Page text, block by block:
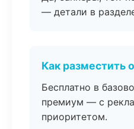
— детали в
Как разместить
Бесплатно в
премиум — с
приоритетом.